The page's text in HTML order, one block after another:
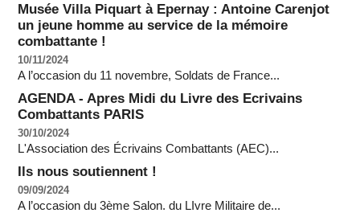
Musée Villa Piquart à Epernay : Antoine Carenjot
un jeune homme au service de la mémoire
combattante !
10/11/2024
A l’occasion du 11 novembre, Soldats de France...
AGENDA - Apres Midi du Livre des Ecrivains
Combattants PARIS
30/10/2024
L'Association des Écrivains Combattants (AEC)...
Ils nous soutiennent !
09/09/2024
A l’occasion du 3ème Salon. du LIvre Militaire de...